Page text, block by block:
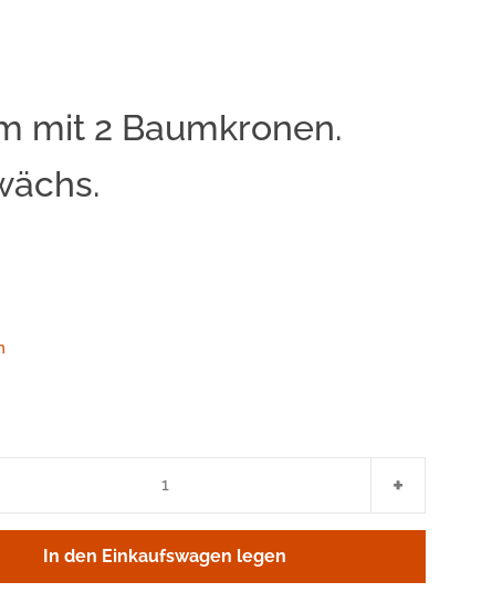
mit 2 Baumkronen.
+
In den Einkaufswagen legen